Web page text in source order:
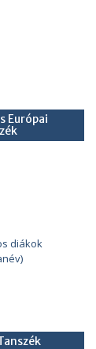
Európai
diákok